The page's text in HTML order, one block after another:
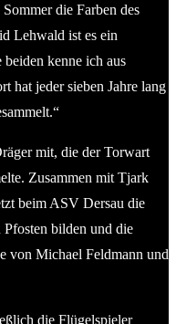
die Farben des
Lehwald ist es ein
kenne ich aus
hat jeder sieben Jahre lang
mit, die der Torwart
Zusammen mit Tjark
beim ASV Dersau die
bilden und die
von Michael Feldmann und
die Flügelspieler